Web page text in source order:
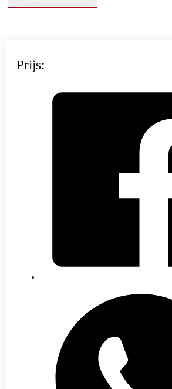
Prijs: